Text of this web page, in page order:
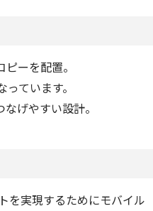
ーを配置。
ています。
げやすい設計。
を実現するためにモバイル